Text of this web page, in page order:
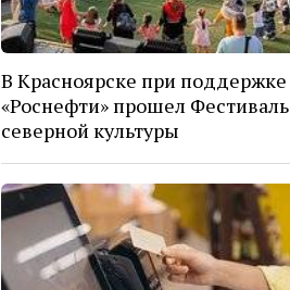
В Красноярске при поддержке
«Роснефти» прошел Фестиваль
северной культуры